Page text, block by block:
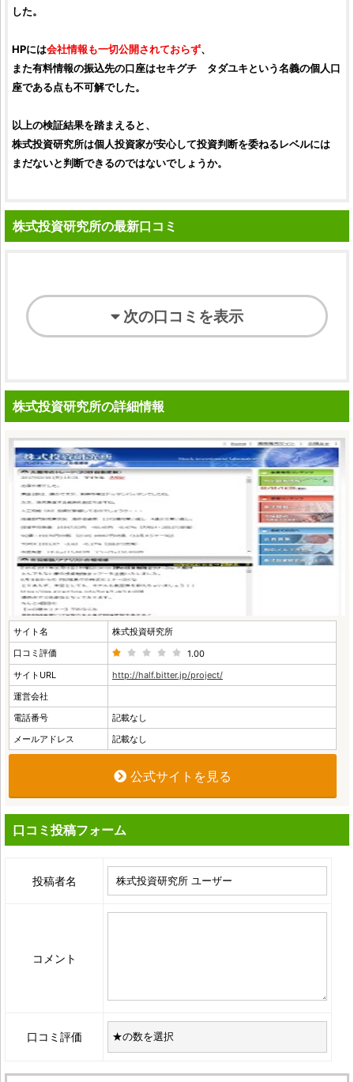
した。
HPには会社情報も一切公開されておらず、
また有料情報の振込先の口座はセキグチ タダユキという名義の個人口
座である点も不可解でした。
以上の検証結果を踏まえると、
株式投資研究所は個人投資家が安心して投資判断を委ねるレベルには
まだないと判断できるのではないでしょうか。
株式投資研究所の最新口コミ
次の口コミを表示
株式投資研究所の詳細情報
サイト名
株式投資研究所
口コミ評価
1.00
サイトURL
http://half.bitter.jp/project/
運営会社
電話番号
記載なし
メールアドレス
記載なし
公式サイトを見る
口コミ投稿フォーム
投稿者名
コメント
口コミ評価